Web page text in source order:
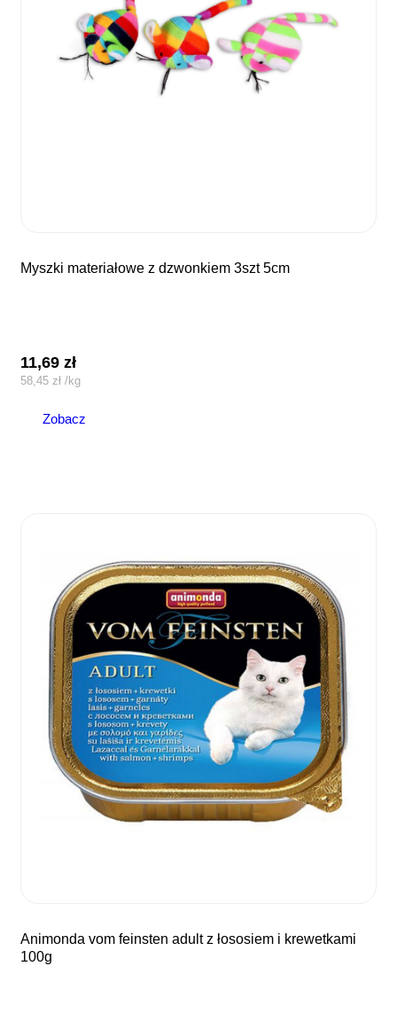
myszki materiałowe z dzwonkiem 3szt 5cm
11,69zł
58,45 zł /kg
Zobacz
animonda vom feinsten adult z łososiem i krewetkami
100g